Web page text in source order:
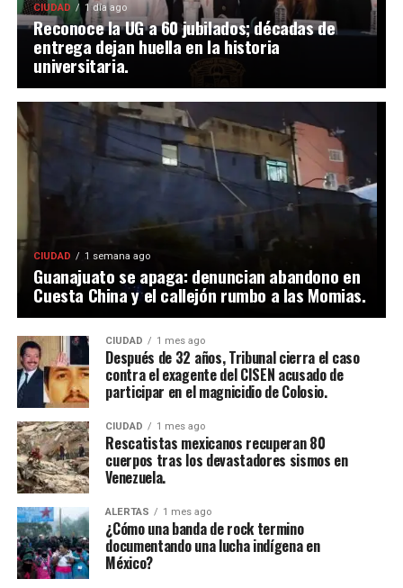
CIUDAD 1 día ago
Reconoce la UG a 60 jubilados; décadas de
entrega dejan huella en la historia
universitaria.
CIUDAD 1 semana ago
Guanajuato se apaga: denuncian abandono en
Cuesta China y el callejón rumbo a las Momias.
CIUDAD 1 mes ago
Después de 32 años, Tribunal cierra el caso
contra el exagente del CISEN acusado de
participar en el magnicidio de Colosio.
CIUDAD 1 mes ago
Rescatistas mexicanos recuperan 80
cuerpos tras los devastadores sismos en
Venezuela.
ALERTAS 1 mes ago
¿Cómo una banda de rock termino
documentando una lucha indígena en
México?